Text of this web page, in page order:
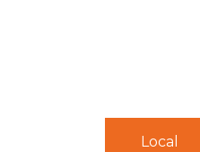
Local